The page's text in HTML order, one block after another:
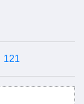
121